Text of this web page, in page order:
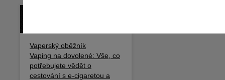
Vaperský oběžník
Vaping na dovolené: Vše, co
potřebujete vědět o
cestování s e-cigaretou a